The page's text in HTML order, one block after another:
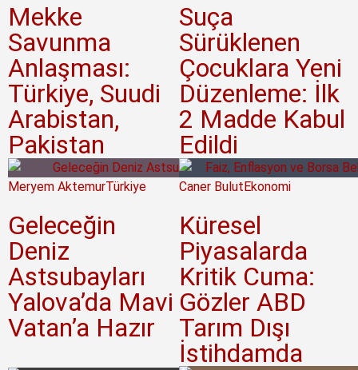
Mekke
Savunma
Anlaşması:
Türkiye, Suudi
Arabistan,
Pakistan
Suça
Sürüklenen
Çocuklara Yeni
Düzenleme: İlk
2 Madde Kabul
Edildi
Meryem AktemurTürkiye
Geleceğin
Deniz
Astsubayları
Yalova’da Mavi
Vatan’a Hazır
Caner Bulut Ekonomi
Küresel
Piyasalarda
Kritik Cuma:
Gözler ABD
Tarım Dışı
İstihdamda